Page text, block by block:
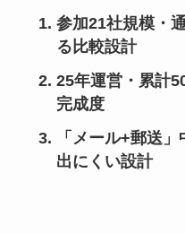
参加21社規模・
る比較設計
25年運営・累計
完成度
「メール+郵送
出にくい設計